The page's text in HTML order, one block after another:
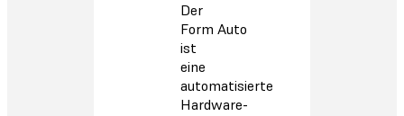
Der
Form Auto
ist
eine
automatisierte
Hardware-